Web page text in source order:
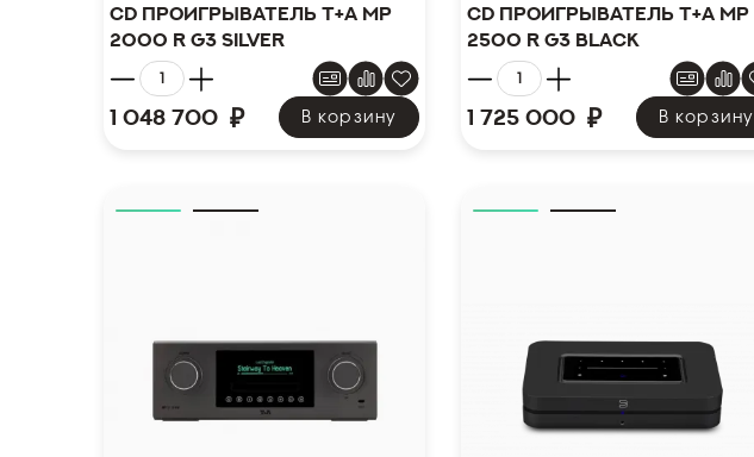
CD проигрыватель T+A MP
2000 R G3 Silver
1 048 700 ₽ В корзину
CD проигрыватель T+A MP
2500 R G3 Black
1 725 000 ₽ В корзину